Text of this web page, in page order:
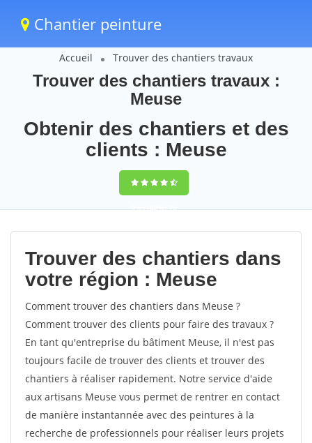
Chantier peinture
Accueil Trouver des chantiers travaux
Trouver des chantiers travaux :
Meuse
Obtenir des chantiers et des
clients : Meuse
9,5(100%)70
votes
Trouver des chantiers dans
votre région : Meuse
Comment trouver des chantiers dans Meuse ?
Comment trouver des clients pour faire des travaux ?
En tant qu'entreprise du bâtiment Meuse, il n'est pas
toujours facile de trouver des clients et trouver des
chantiers à réaliser rapidement. Notre service d'aide
aux artisans Meuse vous permet de rentrer en contact
de manière instantannée avec des peintures à la
recherche de professionnels pour réaliser leurs projets